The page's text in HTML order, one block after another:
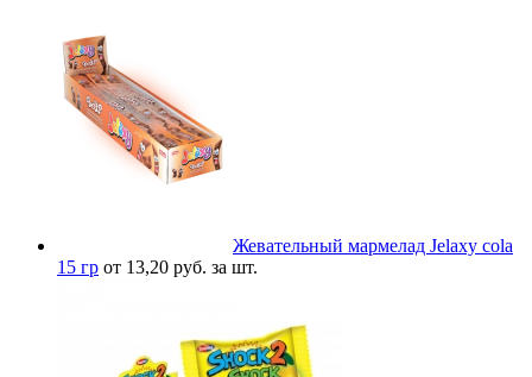
Жевательный мармелад Jelaxy cola
15 гр от 13,20 руб. за шт.